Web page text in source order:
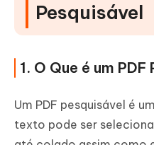
Pesquisável
1. O Que é um
Um PDF pesquisável é
texto pode ser